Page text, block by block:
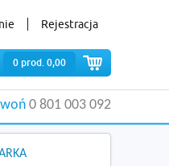
Rejestracja
0 prod. 0,00
0 801 003 092